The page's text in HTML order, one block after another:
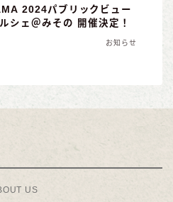
2024パブリックビュー
シェ＠みその 開催決定！
お知らせ
US